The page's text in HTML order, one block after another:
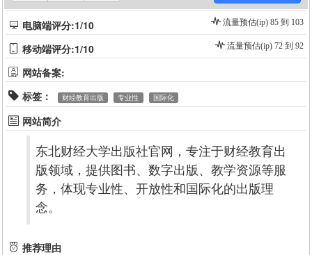
电脑端评分:1/10 流量预估(ip) 85 到 103
移动端评分:1/10 流量预估(ip) 72 到 92
网站备案:
标签：
财经教育出版 专业性 国际化
网站简介
东北财经大学出版社官网，专注于财经教育出
版领域，提供图书、数字出版、教学资源等服
务，体现专业性、开放性和国际化的出版理
念。
推荐理由